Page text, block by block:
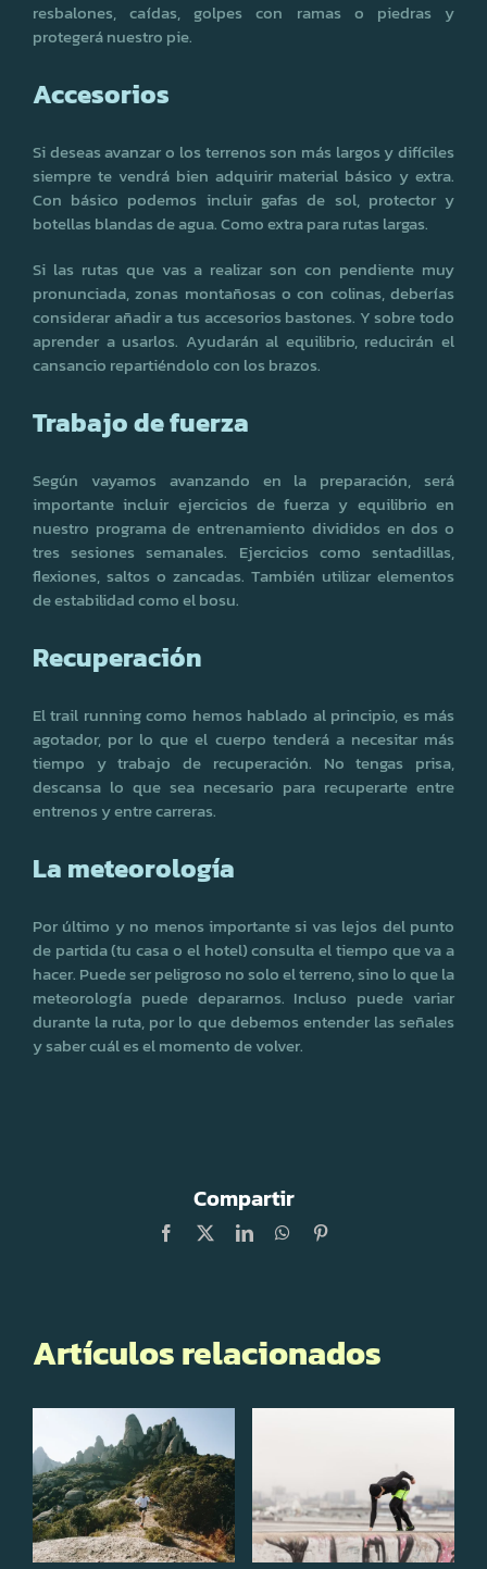
resbalones, caídas, golpes con ramas o piedras y
protegerá nuestro pie.
Accesorios
Si deseas avanzar o los terrenos son más largos y difíciles
siempre te vendrá bien adquirir material básico y extra.
Con básico podemos incluir gafas de sol, protector y
botellas blandas de agua. Como extra para rutas largas.
Si las rutas que vas a realizar son con pendiente muy
pronunciada, zonas montañosas o con colinas, deberías
considerar añadir a tus accesorios bastones. Y sobre todo
aprender a usarlos. Ayudarán al equilibrio, reducirán el
cansancio repartiéndolo con los brazos.
Trabajo de fuerza
Según vayamos avanzando en la preparación, será
importante incluir ejercicios de fuerza y equilibrio en
nuestro programa de entrenamiento divididos en dos o
tres sesiones semanales. Ejercicios como sentadillas,
flexiones, saltos o zancadas. También utilizar elementos
de estabilidad como el bosu.
Recuperación
El trail running como hemos hablado al principio, es más
agotador, por lo que el cuerpo tenderá a necesitar más
tiempo y trabajo de recuperación. No tengas prisa,
descansa lo que sea necesario para recuperarte entre
entrenos y entre carreras.
La meteorología
Por último y no menos importante si vas lejos del punto
de partida (tu casa o el hotel) consulta el tiempo que va a
hacer. Puede ser peligroso no solo el terreno, sino lo que la
meteorología puede depararnos. Incluso puede variar
durante la ruta, por lo que debemos entender las señales
y saber cuál es el momento de volver.
Compartir
Facebook LinkedInWhatsApp
Artículos relacionados